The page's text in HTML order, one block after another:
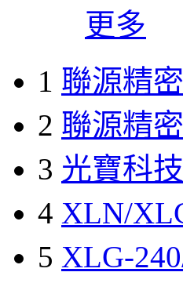
更多
1 聯源精
2 聯源精
3 光寶科
4 XLN/
5 XLG-